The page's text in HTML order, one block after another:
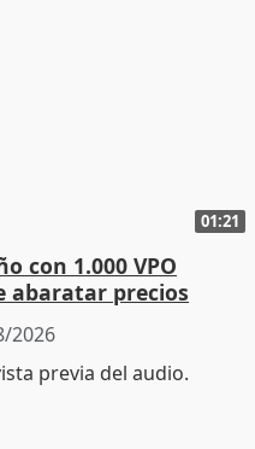
01:21
con 1.000 VPO
abaratar precios
2026